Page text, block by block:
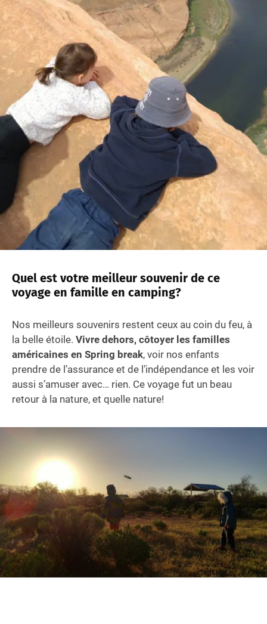
Quel est votre meilleur souvenir de ce
voyage en famille en camping?
Nos meilleurs souvenirs restent ceux au coin du feu, à
la belle étoile. Vivre dehors, côtoyer les familles
américaines en Spring break, voir nos enfants
prendre de l’assurance et de l’indépendance et les voir
aussi s’amuser avec… rien. Ce voyage fut un beau
retour à la nature, et quelle nature!